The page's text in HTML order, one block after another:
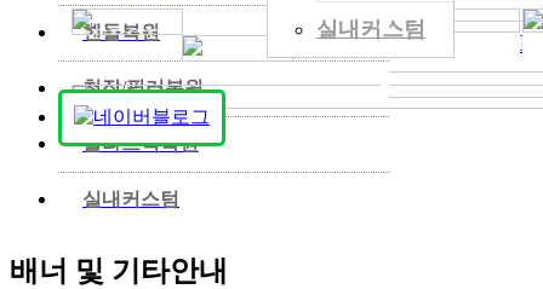
실내커스텀
핸들복원 ◀
천장/필러복원 ◀
플라스틱복원
실내커스텀
배너 및 기타안내
BEFORE
AFTER
실내복원갤러리 입니다.
BEFORE